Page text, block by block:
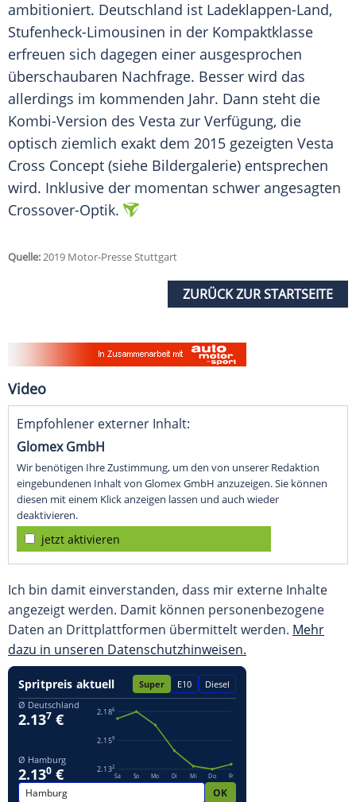
ambitioniert. Deutschland ist Ladeklappen-Land,
Stufenheck-Limousinen in der Kompaktklasse
erfreuen sich dagegen einer ausgesprochen
überschaubaren Nachfrage. Besser wird das
allerdings im kommenden Jahr. Dann steht die
Kombi-Version des Vesta zur Verfügung, die
optisch ziemlich exakt dem 2015 gezeigten Vesta
Cross Concept (siehe Bildergalerie) entsprechen
wird. Inklusive der momentan schwer angesagten
Crossover-Optik.
Quelle:2019 Motor-Presse Stuttgart
ZURÜCK ZUR STARTSEITE
Video
Empfohlener externer Inhalt:
Glomex GmbH
Wir benötigen Ihre Zustimmung, um den von unserer Redaktion
eingebundenen Inhalt von Glomex GmbH anzuzeigen. Sie können
diesen mit einem Klick anzeigen lassen und auch wieder
deaktivieren.
jetzt aktivieren
Ich bin damit einverstanden, dass mir externe Inhalte
angezeigt werden. Damit können personenbezogene
Daten an Drittplattformen übermittelt werden. Mehr
dazu in unseren Datenschutzhinweisen.